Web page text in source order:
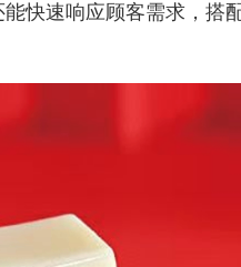
快速响应顾客需求，搭